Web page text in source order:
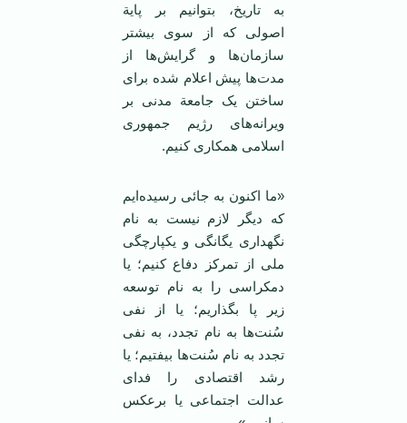
به تاریخ، بتوانیم بر پایة
اصولی که از سوی بیشتر
سازمان‌ها و گرایش‌ها از
مدت‌ها پیش اعلام شده برای
ساختن یک جامعة مدنی بر
ویرانه‌های رژیم جمهوری
اسلامی ‌همکاری کنیم.
«ما اکنون به جائی رسیده‌ایم
که دیگر لازم نیست به نام
نگهداری یگانگی و یکپارچگی
ملی از تمرکز دفاع کنیم؛ یا
دمکراسی را به نام توسعه
زیر پا بگذاریم؛ یا از نفی
سُنت‌ها به نام تجدد، به نفی
تجدد به نام سُنت‌ها بیفتیم؛ یا
رشد اقتصادی را فدای
عدالت اجتماعی یا برعکس